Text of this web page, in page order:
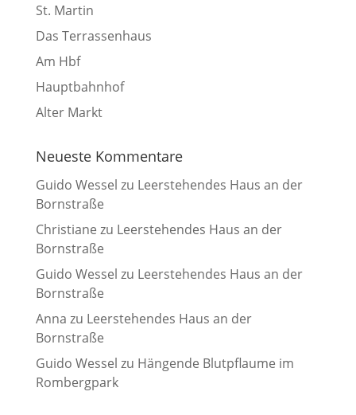
St. Martin
Das Terrassenhaus
Am Hbf
Hauptbahnhof
Alter Markt
Neueste Kommentare
Guido Wessel zu Leerstehendes Haus an der
Bornstraße
Christiane zu Leerstehendes Haus an der
Bornstraße
Guido Wessel zu Leerstehendes Haus an der
Bornstraße
Anna zu Leerstehendes Haus an der
Bornstraße
Guido Wessel zu Hängende Blutpflaume im
Rombergpark